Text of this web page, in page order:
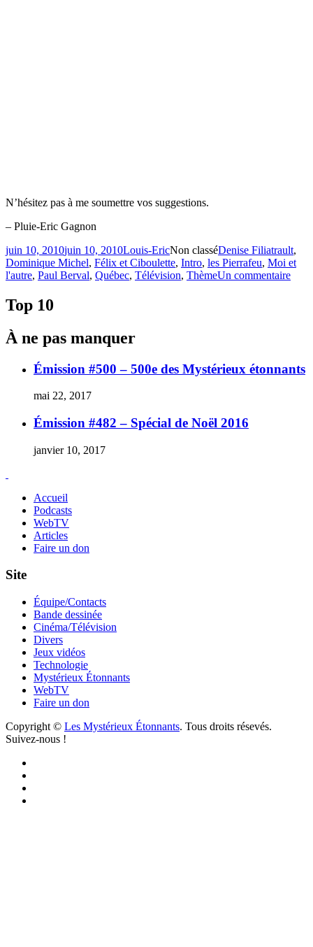
N’hésitez pas à me soumettre vos suggestions.
– Pluie-Eric Gagnon
Publié
le
juin 10, 2010juin 10, 2010Louis-EricCatégories
Non classéÉtiquettes
Denise Filiatrault,
Dominique Michel, Félix et Ciboulette, Intro, les Pierrafeu, Moi et
l'autre, Paul Berval, Québec, Télévision, ThèmeUn commentairesur
Top 10
À ne pas manquer
Émission #500 – 500e des Mystérieux étonnants
mai 22, 2017
Émission #482 – Spécial de Noël 2016
janvier 10, 2017
Accueil
Podcasts
WebTV
Articles
Faire un don
Site
Équipe/Contacts
Bande dessinée
Cinéma/Télévision
Divers
Jeux vidéos
Technologie
Mystérieux Étonnants
WebTV
Faire un don
Copyright © Les Mystérieux Étonnants. Tous droits résevés.
Suivez-nous !